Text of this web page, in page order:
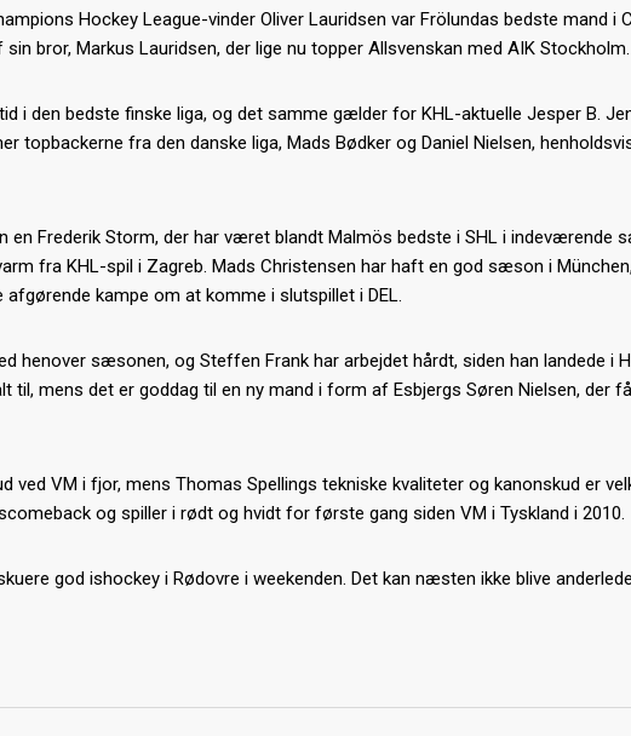
Hockey League-vinder Oliver Lauridsen var Frölundas bedste mand i
bror, Markus Lauridsen, der lige nu topper Allsvenskan med AIK Stockholm.
i den bedste finske liga, og det samme gælder for KHL-aktuelle Jesper B.
topbackerne fra den danske liga, Mads Bødker og Daniel Nielsen,
Frederik Storm, der har været blandt Malmös bedste i SHL i indeværende
fra KHL-spil i Zagreb. Mads Christensen har haft en god sæson i
kampe om at komme i slutspillet i DEL.
henover sæsonen, og Steffen Frank har arbejdet hårdt, siden han landede i
til, mens det er goddag til en ny mand i form af Esbjergs Søren Nielsen, der
ved VM i fjor, mens Thomas Spellings tekniske kvaliteter og kanonskud er
og spiller i rødt og hvidt for første gang siden VM i Tyskland i 2010.
god ishockey i Rødovre i weekenden. Det kan næsten ikke blive